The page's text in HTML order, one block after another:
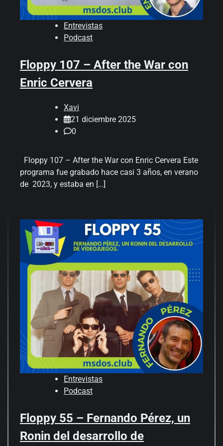
Entrevistas
Podcast
Floppy 107 – After the War con
Enric Cervera
Xavi
21 diciembre 2025
0
Floppy 107 – After the War con Enric Cervera Este
programa fue grabado hace casi 3 años, en verano
de 2023, y estaba en […]
Entrevistas
Podcast
Floppy 55 – Fernando Pérez, un
Ronin del desarrollo de